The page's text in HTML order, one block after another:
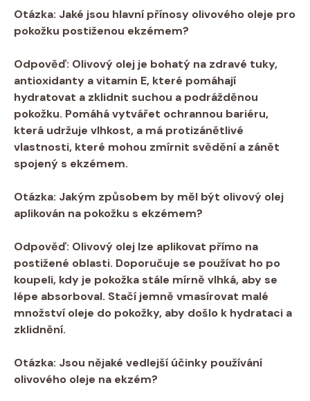
Otázka: Jaké jsou⁣ hlavní přínosy ​olivového oleje pro
pokožku postiženou ‌ekzémem?
Odpověď: Olivový olej je bohatý na zdravé⁢ tuky,
antioxidanty a‍ vitamin E, které ​pomáhají
hydratovat a zklidnit suchou a podrážděnou
pokožku.​ Pomáhá‍ vytvářet ‍ochrannou bariéru,
která‍ udržuje vlhkost,‍ a má protizánětlivé
vlastnosti, které mohou⁢ zmírnit ⁢svědění a zánět ​
spojený s ekzémem.
Otázka: Jakým ⁣způsobem⁢ by‌ měl být olivový​ olej
aplikován⁢ na pokožku s ekzémem?
Odpověď: Olivový olej lze ‍aplikovat ⁤přímo na⁤
postižené oblasti.‌ Doporučuje se používat ⁤ho po⁤
koupeli, kdy je pokožka stále mírně vlhká, aby se
⁢lépe absorboval. Stačí⁤ jemně vmasírovat malé
množství oleje do ‍pokožky, ​aby ⁣došlo k hydrataci a
zklidnění.
Otázka: Jsou ‌nějaké vedlejší⁤ účinky ⁣používání
‍olivového oleje‌ na ​ekzém?